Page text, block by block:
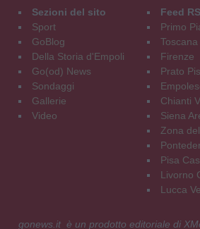
Sezioni del sito
Sport
GoBlog
Della Storia d'Empoli
Go(od) News
Sondaggi
Gallerie
Video
Feed
Primo
Toscana
Firenze
Prato
Chianti
Siena
Zona
Pisa
Livorno
Lucca
gonews.it è un prodotto editoriale di